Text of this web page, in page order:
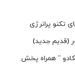
تکنو پرانرژی
(قدیم جدید)
” همراه پخش